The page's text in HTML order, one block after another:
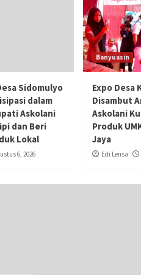
Sidomulyo
dalam
Askolani
dan Beri
Lokal
6, 2026
Banyuasin
Expo Desa
Disambut
Askolani
Produk
Jaya
Edi Lensa